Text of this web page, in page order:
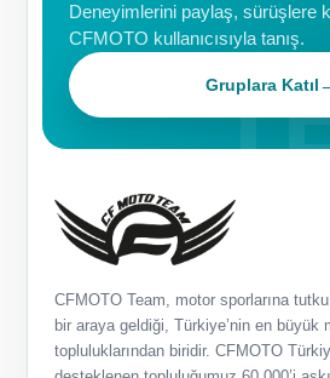
Deneyimlerini paylaş, sürüşlere
CFMOTO kullanıcısıyla tanış.
Gruplara Katıl
CFMOTO Team, motor sporlarına
bir araya geldiği, Türkiye’nin en büyük
topluluklarından biridir. CFMOTO